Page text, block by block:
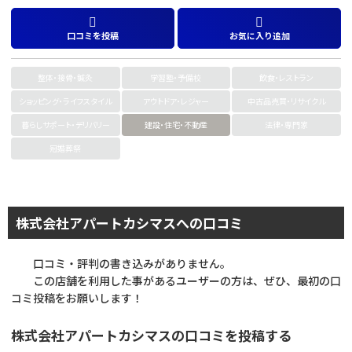
口コミを投稿 お気に入り追加
整体・接骨・鍼灸 学習塾・予備校
飲食・レストラン
ショッピング・ライフスタイル
アウトドア・レジャー
中古品売買・リサイクル
暮らしサポート・デリバリー
建設・住宅・不動産
法律・専門家
冠婚葬祭
株式会社アパートカシマスへの口コミ
口コミ・評判の書き込みがありません。
この店舗を利用した事があるユーザーの方は、ぜひ、最初の口
コミ投稿をお願いします！
株式会社アパートカシマスの口コミを投稿する